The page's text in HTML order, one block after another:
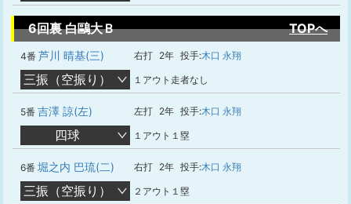
6回裏 白鷗大Ｂ TOPへ
4番 芦川 晴基(三) 右打 2年 投手:木口 永翔
三振（空振り） １アウト走者なし
5番 吉澤 諒(左) 左打 2年 投手:木口 永翔
四球 １アウト１塁
6番 堀之内 巴琉(二) 右打 2年 投手:木口 永翔
三振（空振り） ２アウト１塁